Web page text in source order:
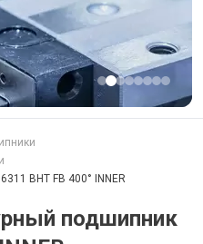
BHT FB 400° INNER
подшипник